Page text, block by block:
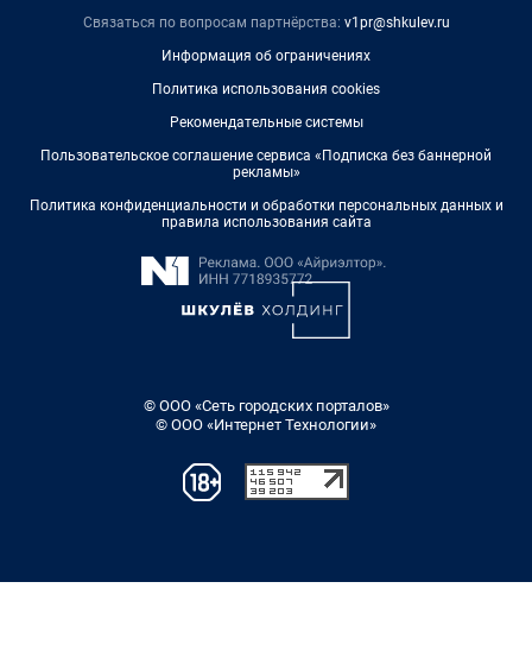
Связаться по вопросам партнёрства: v1pr@shkulev.ru
Информация об ограничениях
Политика использования cookies
Рекомендательные системы
Пользовательское соглашение сервиса «Подписка без баннерной
рекламы»
Политика конфиденциальности и обработки персональных данных и
правила использования сайта
© ООО «Сеть городских порталов»
© ООО «Интернет Технологии»